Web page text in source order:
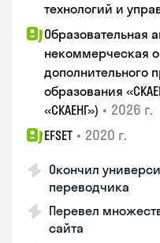
технологий и
Образовательная
некоммерческая
дополнительного
образования
«СКАЕНГ») • 2026 г.
EFSET • 2020 г.
Окончил
переводчика
Перевел
сайта